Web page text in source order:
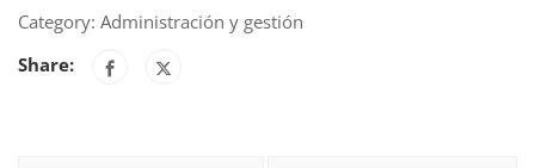
de
base
Category: Administración y gestión
Share: